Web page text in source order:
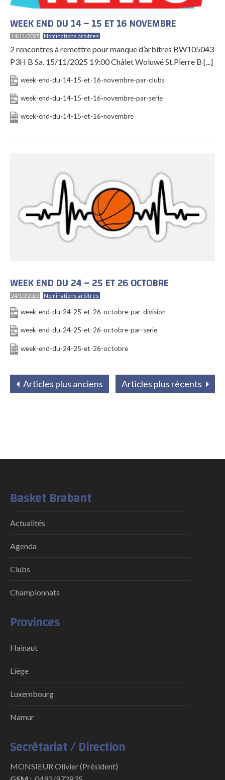
WEEK END DU 14 – 15 ET 16 NOVEMBRE
14/11/2025 Nominations arbitres
2 rencontres à remettre pour manque d’arbitres BW105043
P3H B Sa. 15/11/2025 19:00 Châlet Woluwé St.Pierre B [...]
week-end-du-14-15-et-16-novembre-par-clubs
week-end-du-14-15-et-16-novembre-par-serie
week-end-du-14-15-et-16-novembre
WEEK END DU 24 – 25 ET 26 OCTOBRE
24/10/2025 Nominations arbitres
week-end-du-24-25-et-26-octobre-par-division
week-end-du-24-25-et-26-octobre-par-serie
week-end-du-24-25-et-26-octobre
Articles plus anciens Articles plus récents
Basket Brabant
Actualités
Agenda
Clubs
Championnats
Provinces
Hainaut
Liège
Luxembourg
Namur
Secrétariat / Direction
MONSIEUR Olivier (Président)